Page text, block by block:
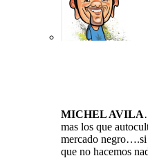
MICHEL AVILA
mas los que
mercado negro….si
que no hacemos